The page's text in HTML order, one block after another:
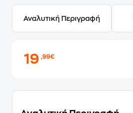
Αναλυτική Περιγραφή
19,99€